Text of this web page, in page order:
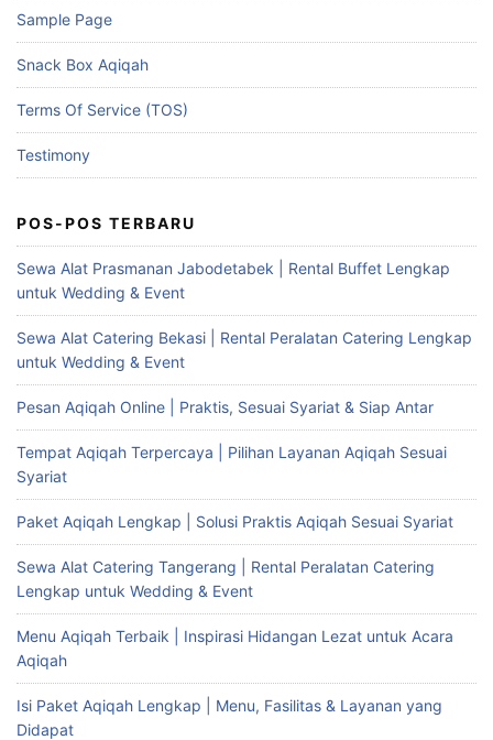
Sample Page
Snack Box Aqiqah
Terms Of Service (TOS)
Testimony
POS-POS TERBARU
Sewa Alat Prasmanan Jabodetabek | Rental Buffet Lengkap
untuk Wedding & Event
Sewa Alat Catering Bekasi | Rental Peralatan Catering Lengkap
untuk Wedding & Event
Pesan Aqiqah Online | Praktis, Sesuai Syariat & Siap Antar
Tempat Aqiqah Terpercaya | Pilihan Layanan Aqiqah Sesuai
Syariat
Paket Aqiqah Lengkap | Solusi Praktis Aqiqah Sesuai Syariat
Sewa Alat Catering Tangerang | Rental Peralatan Catering
Lengkap untuk Wedding & Event
Menu Aqiqah Terbaik | Inspirasi Hidangan Lezat untuk Acara
Aqiqah
Isi Paket Aqiqah Lengkap | Menu, Fasilitas & Layanan yang
Didapat